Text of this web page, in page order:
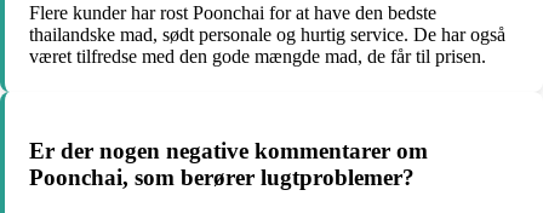
Flere kunder har rost Poonchai for at have den bedste
thailandske mad, sødt personale og hurtig service. De har også
været tilfredse med den gode mængde mad, de får til prisen.
Er der nogen negative kommentarer om
Poonchai, som berører lugtproblemer?